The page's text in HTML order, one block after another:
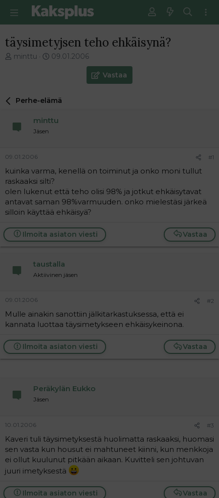
täysimetyjsen teho ehkäisynä?
V
e
t
n
a
o
i
t
t
j
a
minttu
E
m
i
i
e
s
t
i
09.01.2006
Vastaa
Perhe-elämä
minttu
Jäsen
09.01.2006 #1
kuinka varma, kenellä on toiminut ja onko moni tullut
raskaaksi silti?
olen lukenut että teho olisi 98% ja jotkut ehkäisytavat
antavat saman 98%varmuuden. onko mielestäsi järkeä
silloin käyttää ehkäisyä?
Vastaa
Ilmoita asiaton viesti
taustalla
Aktiivinen jäsen
09.01.2006 #2
Mulle ainakin sanottiin jälkitarkastuksessa, että ei
kannata luottaa täysimetykseen ehkäisykeinona.
Vastaa
Ilmoita asiaton viesti
Peräkylän Eukko
Jäsen
10.01.2006 #3
Kaveri tuli täysimetyksestä huolimatta raskaaksi, huomasi
sen vasta kun housut ei mahtuneet kiinni, kun menkkoja
ei ollut kuulunut pitkään aikaan. Kuvitteli sen johtuvan
juuri imetyksestä
Vastaa
Ilmoita asiaton viesti